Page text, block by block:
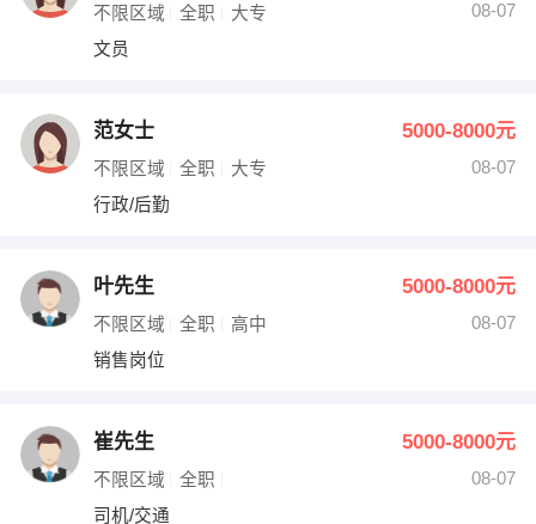
不限区域 全职 大专
08-07
文员
范女士 5000-8000元
不限区域 全职 大专
08-07
行政/后勤
叶先生 5000-8000元
不限区域 全职 高中
08-07
销售岗位
崔先生 5000-8000元
不限区域 全职
08-07
司机/交通